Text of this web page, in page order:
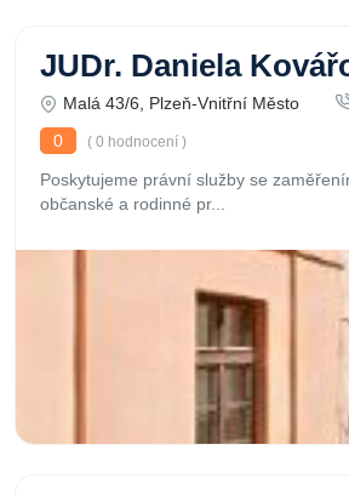
JUDr. Daniela
Malá 43/6, Plzeň-Vnitřní Město
0
( 0 hodnocení )
Poskytujeme právní služby se
občanské a rodinné pr...